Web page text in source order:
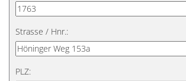
Strasse / Hnr.:
PLZ: